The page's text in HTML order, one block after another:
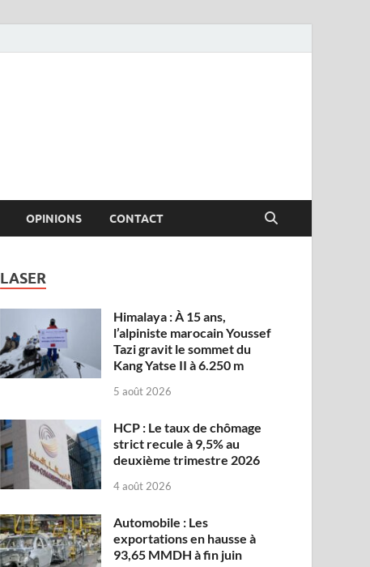
OPINIONS CONTACT
LASER
Himalaya : À 15 ans,
l’alpiniste marocain Youssef
Tazi gravit le sommet du
Kang Yatse II à 6.250 m
5 août 2026
HCP : Le taux de chômage
strict recule à 9,5% au
deuxième trimestre 2026
4 août 2026
Automobile : Les
exportations en hausse à
93,65 MMDH à fin juin